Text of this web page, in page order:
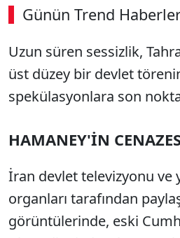
Günün Trend
Uzun süren sessizlik,
üst düzey bir devlet
spekülasyonlara son
HAMANEY'İN
İran devlet televizyonu ve
organları tarafından
görüntülerinde, eski